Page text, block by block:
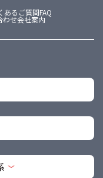
あるご質問FAQ
わせ会社案内